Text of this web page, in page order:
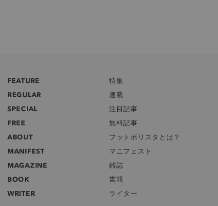
FEATURE
特集
REGULAR
連載
SPECIAL
注目記事
FREE
無料記事
ABOUT
フットボリスタとは？
MANIFEST
マニフェスト
MAGAZINE
雑誌
BOOK
書籍
WRITER
ライター